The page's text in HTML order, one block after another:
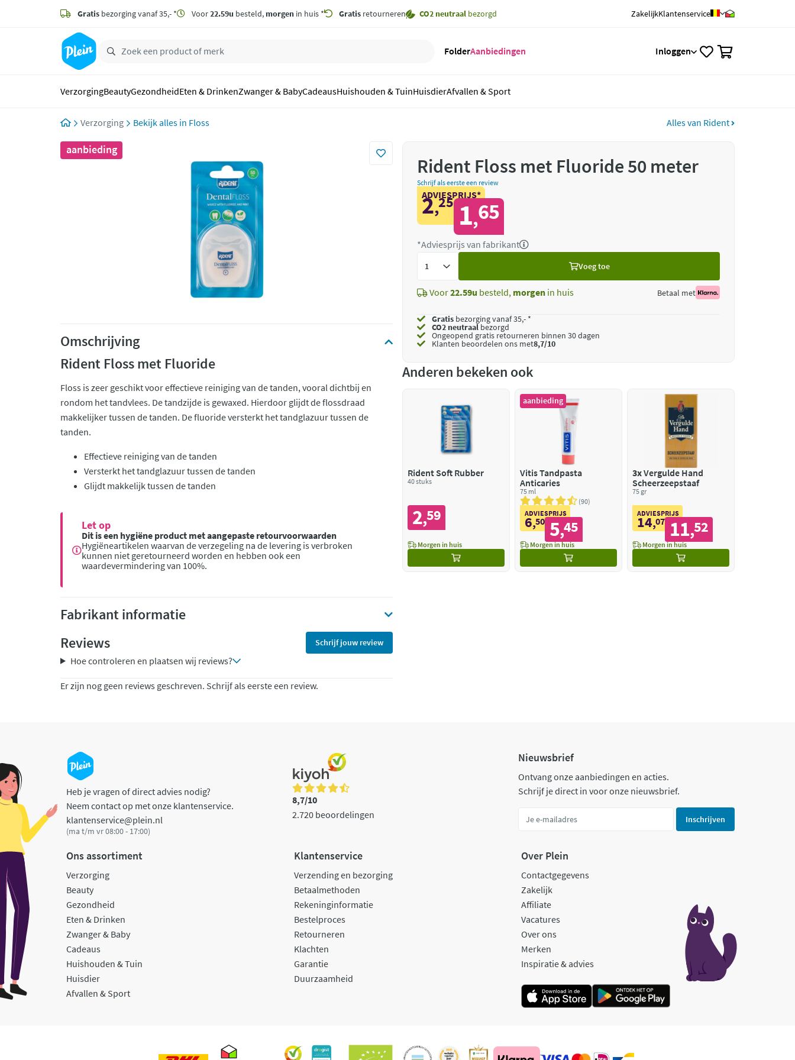
zoeken
hoofdinhoud
Gratis bezorging vanaf 35,- * Voor22.59u besteld, morgen in huis * Gratis retourneren CO2 neutraal bezorgd ZakelijkKlantenservice
FolderAanbiedingen Inloggen
VerzorgingBeautyGezondheidEten & DrinkenZwanger & BabyCadeausHuishouden & TuinHuisdierAfvallen & Sport
Verzorging Floss Alles van Rident
aanbieding
Omschrijving
Rident Floss met Fluoride
Floss is zeer geschikt voor effectieve reiniging van de tanden, vooral dichtbij en
rondom het tandvlees. De tandzijde is gewaxed. Hierdoor glijdt de flossdraad
makkelijker tussen de tanden. De fluoride versterkt het tandglazuur tussen de
tanden.
Effectieve reiniging van de tanden
Versterkt het tandglazuur tussen de tanden
Glijdt makkelijk tussen de tanden
Let op
Dit is een hygiëne product met aangepaste retourvoorwaarden
Hygiëneartikelen waarvan de verzegeling na de levering is verbroken
kunnen niet geretourneerd worden en hebben ook een
waardevermindering van 100%.
Fabrikant informatie
Reviews
Schrijf jouw review
Hoe controleren en plaatsen wij reviews?
Er zijn nog geen reviews geschreven. Schrijf als eerste een review.
Rident Floss met Fluoride 50 meter
Schrijf als eerste een review
ADVIESPRIJS*
2,25 1,65
*Adviesprijs van fabrikant
Voeg toe
Voor22.59u besteld, morgen in huis Betaal met
Gratis bezorging vanaf 35,- *
CO2 neutraalbezorgd
Ongeopend gratis retourneren binnen 30 dagen
Klanten beoordelen ons met8,7/10
Anderen bekeken ook
Rident Soft Rubber
40 stuks
2,59
Morgen in huis
aanbieding
Vitis Tandpasta
Anticaries
75 ml
90
ADVIESPRIJS
6,50 5,45
Morgen in huis
3xVergulde Hand
Scheerzeepstaaf
75 gr
ADVIESPRIJS
14,07 11,52
Morgen in huis
Heb je vragen of direct advies nodig?
Neem contact op met onze klantenservice.
klantenservice@plein.nl
(ma t/m vr 08:00 - 17:00)
8,7/10
2.720 beoordelingen
Nieuwsbrief
Ontvang onze aanbiedingen en acties.
Schrijf je direct in voor onze nieuwsbrief.
Inschrijven
Ons assortiment
Verzorging
Beauty
Gezondheid
Eten & Drinken
Zwanger & Baby
Cadeaus
Huishouden & Tuin
Huisdier
Afvallen & Sport
Klantenservice
Verzending en bezorging
Betaalmethoden
Rekeninginformatie
Bestelproces
Retourneren
Klachten
Garantie
Duurzaamheid
Over Plein
Contactgegevens
Zakelijk
Affiliate
Vacatures
Over ons
Merken
Inspiratie & advies